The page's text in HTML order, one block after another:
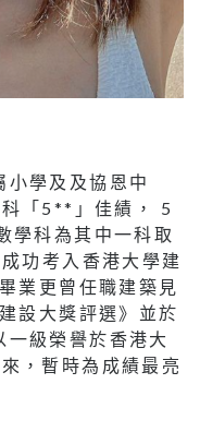
小學及及協恩中
「5**」佳績， 5
學科為其中一科取
功考入香港大學建
業更曾任職建築見
設大獎評選》並於
級榮譽於香港大
，暫時為成績最亮